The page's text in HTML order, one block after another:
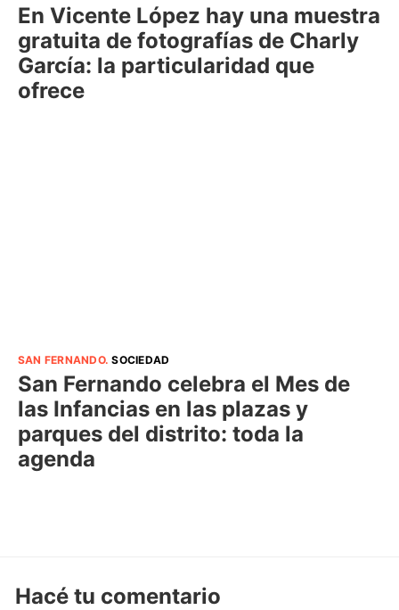
En Vicente López hay una muestra
gratuita de fotografías de Charly
García: la particularidad que
ofrece
SAN FERNANDO.SOCIEDAD
San Fernando celebra el Mes de
las Infancias en las plazas y
parques del distrito: toda la
agenda
Hacé tu comentario